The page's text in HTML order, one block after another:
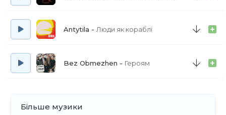
Antytila Люди як кораблі
Bez Obmezhen Героям
Більше музики